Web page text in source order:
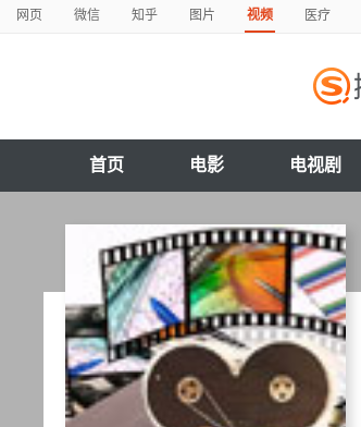
网页 微信 知乎 图片 视频 医疗
首页 电影 电视剧